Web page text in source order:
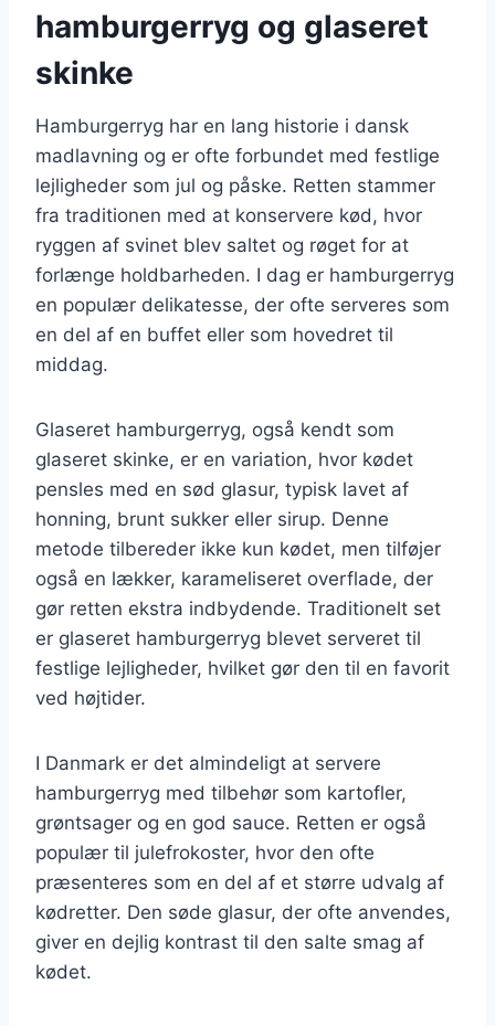
hamburgerryg og glaseret
skinke
Hamburgerryg har en lang historie i dansk
madlavning og er ofte forbundet med festlige
lejligheder som jul og påske. Retten stammer
fra traditionen med at konservere kød, hvor
ryggen af svinet blev saltet og røget for at
forlænge holdbarheden. I dag er hamburgerryg
en populær delikatesse, der ofte serveres som
en del af en buffet eller som hovedret til
middag.
Glaseret hamburgerryg, også kendt som
glaseret skinke, er en variation, hvor kødet
pensles med en sød glasur, typisk lavet af
honning, brunt sukker eller sirup. Denne
metode tilbereder ikke kun kødet, men tilføjer
også en lækker, karameliseret overflade, der
gør retten ekstra indbydende. Traditionelt set
er glaseret hamburgerryg blevet serveret til
festlige lejligheder, hvilket gør den til en favorit
ved højtider.
I Danmark er det almindeligt at servere
hamburgerryg med tilbehør som kartofler,
grøntsager og en god sauce. Retten er også
populær til julefrokoster, hvor den ofte
præsenteres som en del af et større udvalg af
kødretter. Den søde glasur, der ofte anvendes,
giver en dejlig kontrast til den salte smag af
kødet.